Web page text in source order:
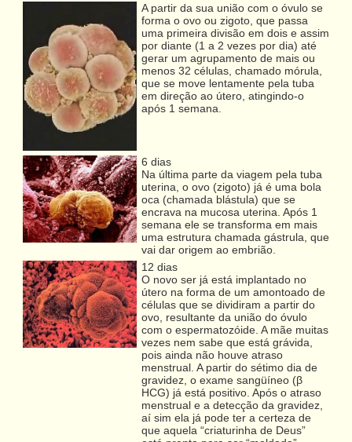
A partir da sua união com o óvulo se
forma o ovo ou zigoto, que passa
uma primeira divisão em dois e assim
por diante (1 a 2 vezes por dia) até
gerar um agrupamento de mais ou
menos 32 células, chamado mórula,
que se move lentamente pela tuba
em direção ao útero, atingindo-o
após 1 semana.
6 dias
Na última parte da viagem pela tuba
uterina, o ovo (zigoto) já é uma bola
oca (chamada blástula) que se
encrava na mucosa uterina. Após 1
semana ele se transforma em mais
uma estrutura chamada gástrula, que
vai dar origem ao embrião.
12 dias
O novo ser já está implantado no
útero na forma de um amontoado de
células que se dividiram a partir do
ovo, resultante da união do óvulo
com o espermatozóide. A mãe muitas
vezes nem sabe que está grávida,
pois ainda não houve atraso
menstrual. A partir do sétimo dia de
gravidez, o exame sangüíneo (β
HCG) já está positivo. Após o atraso
menstrual e a detecção da gravidez,
aí sim ela já pode ter a certeza de
que aquela “criaturinha de Deus”